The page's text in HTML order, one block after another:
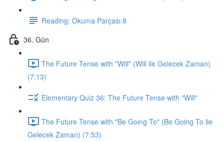
Reading: Okuma Parçası 8
36. Gün
The Future Tense with "Will" (Will ile Gelecek Zaman)
(7:13)
Elementary Quiz 36: The Future Tense with "Will"
The Future Tense with "Be Going To" (Be Going To ile
Gelecek Zaman) (7:53)